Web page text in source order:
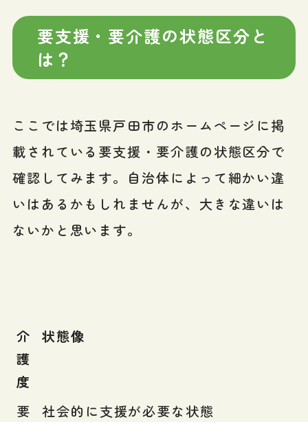
要支援・要介護の状態区分と
は？
ここでは埼玉県戸田市のホームページに掲
載されている要支援・要介護の状態区分で
確認してみます。自治体によって細かい違
いはあるかもしれませんが、大きな違いは
ないかと思います。
介
護
度
状態像
要
社会的に支援が必要な状態